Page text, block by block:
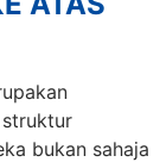
bukan sahaja